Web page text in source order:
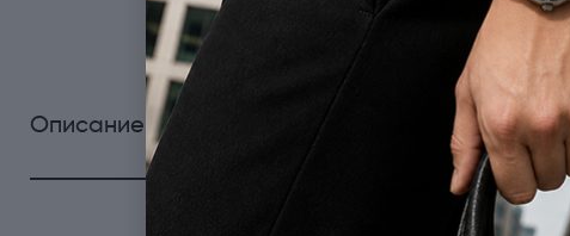
Описание товара Отзывы 0